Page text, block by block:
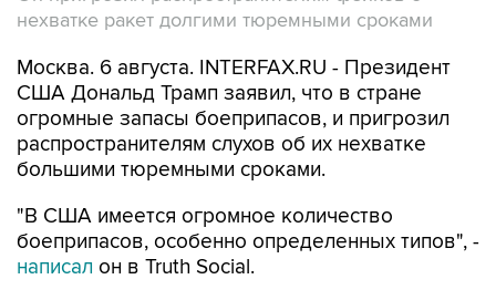
нехватке ракет долгими тюремными сроками
Москва. 6 августа. INTERFAX.RU - Президент
США Дональд Трамп заявил, что в стране
огромные запасы боеприпасов, и пригрозил
распространителям слухов об их нехватке
большими тюремными сроками.
"В США имеется огромное количество
боеприпасов, особенно определенных типов", -
написал он в Truth Social.